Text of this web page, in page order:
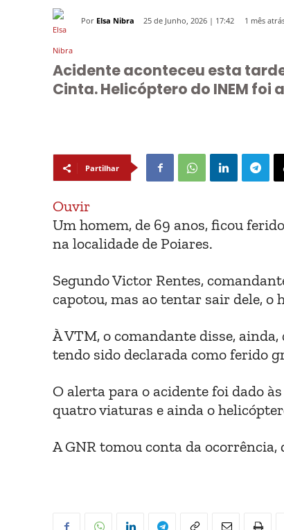
Por Elsa Nibra 25 de Junho, 2026 | 17:42 1 mês
Acidente aconteceu esta
Cinta. Helicóptero do INEM foi
Partilhar
Ouvir
Um homem, de 69 anos, ficou
na localidade de Poiares.
Segundo Victor Rentes,
capotou, mas ao tentar sair dele, o
À VTM, o comandante disse, ainda,
tendo sido declarada como ferido
O alerta para o acidente foi dado
quatro viaturas e ainda o
A GNR tomou conta da ocorrência,